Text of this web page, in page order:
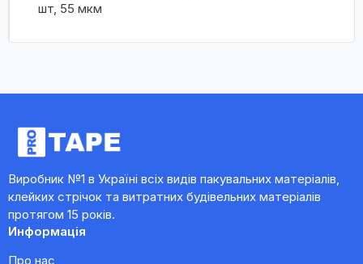
шт, 55 мкм
Виробник №1 в Україні всіх видів пакувальних матеріалів,
клейких стрічок та витратних будівельних матеріалів
протягом 15 років.
Информація
Про нас